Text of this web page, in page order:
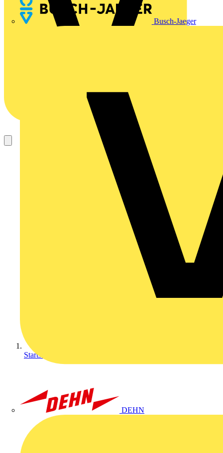
Busch-Jaeger
DEHN
Startseite